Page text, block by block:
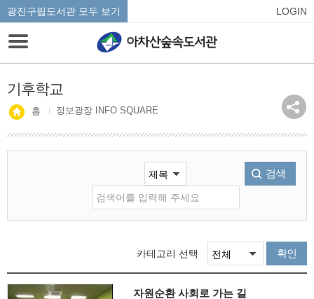
광진구립도서관 모두 보기 LOGIN
기후학교
홈 정보광장 INFO SQUARE
검색
카테고리 선택 확인
자원순환 사회로 가는 길